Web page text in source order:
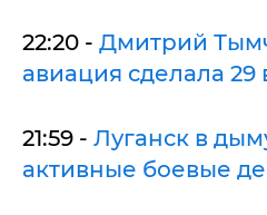
22:20 - Дмитрий
авиация сделала 29
21:59 - Луганск в
активные боевые